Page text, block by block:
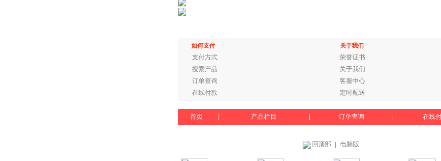
如何支付 关于我们
支付方式
荣誉证书
搜索产品
关于我们
订单查询
客服中心
在线付款
定时配送
首页 产品栏目 订单查询 在线
回顶部 电脑版